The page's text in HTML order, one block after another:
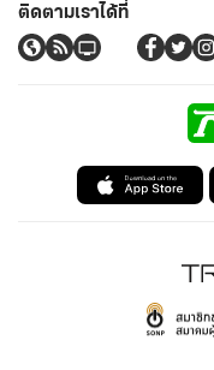
ติดตามเราได้ที่